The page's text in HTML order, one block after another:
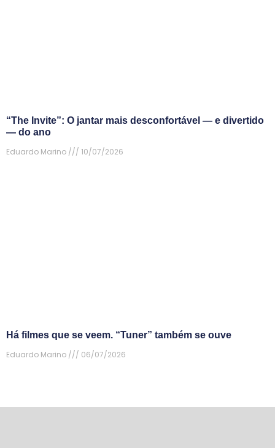
“The Invite”: O jantar mais desconfortável — e divertido
— do ano
Eduardo Marino
10/07/2026
Há filmes que se veem. “Tuner” também se ouve
Eduardo Marino
06/07/2026